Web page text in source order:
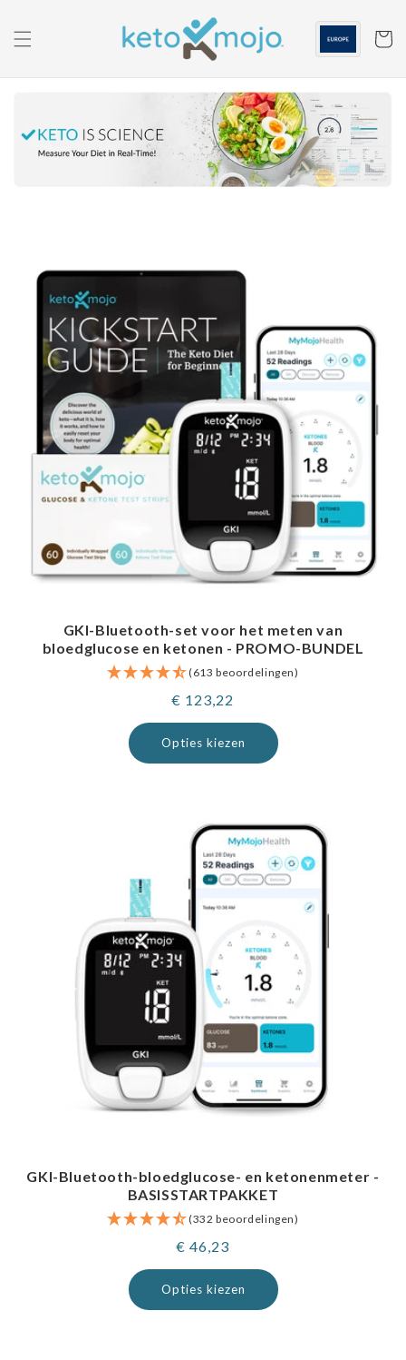
inhoud
GKI-Bluetooth-set voor het meten van
bloedglucose en ketonen - PROMO-BUNDEL
(613 beoordelingen)
Normale
prijs
€ 123,22
Opties kiezen
GKI-Bluetooth-bloedglucose- en ketonenmeter -
BASISSTARTPAKKET
(332 beoordelingen)
Normale
prijs
€ 46,23
Opties kiezen